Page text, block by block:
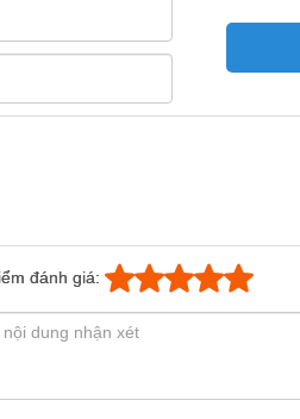
đánh giá: